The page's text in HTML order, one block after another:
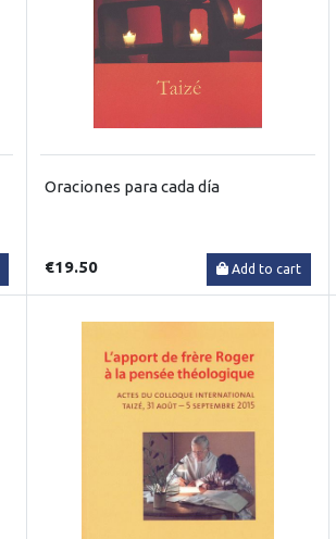
Oraciones para cada día
€19.50 Add to cart